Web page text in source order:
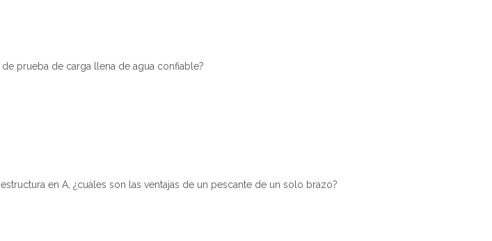
prueba de carga llena de agua confiable?
en A, ¿cuáles son las ventajas de un pescante de un solo brazo?